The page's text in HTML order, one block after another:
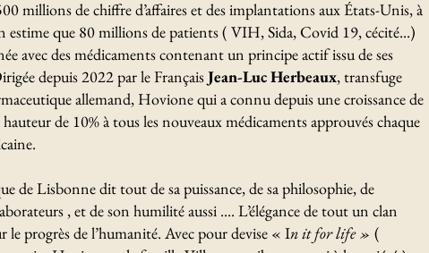
millions de chiffre d’affaires et des implantations aux États-Unis, à
estime que 80 millions de patients ( VIH, Sida, Covid 19, cécité...)
avec des médicaments contenant un principe actif issu de ses
depuis 2022 par le FrançaisJean-Luc Herbeaux, transfuge
allemand, Hovione qui a connu depuis une croissance de
de 10% à tous les nouveaux médicaments approuvés chaque
de Lisbonne dit tout de sa puissance, de sa philosophie, de
, et de son humilité aussi .... L’élégance de tout un clan
le progrès de l’humanité. Avec pour devise « In it for life » (